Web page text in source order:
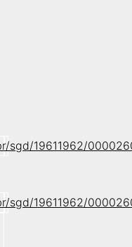
19611962/
19611962/